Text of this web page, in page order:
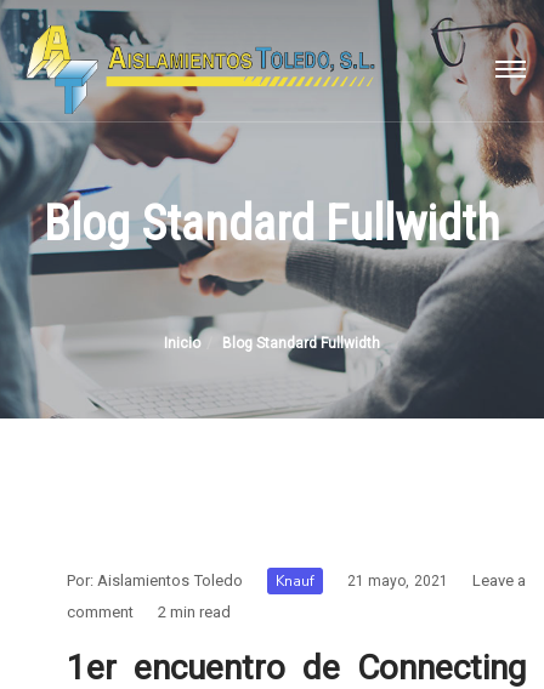
Blog Standard Fullwidth
Inicio Blog Standard Fullwidth
Por:Aislamientos Toledo Knauf 21 mayo, 2021
Leave a
comment
2 min read
1er encuentro de Connecting